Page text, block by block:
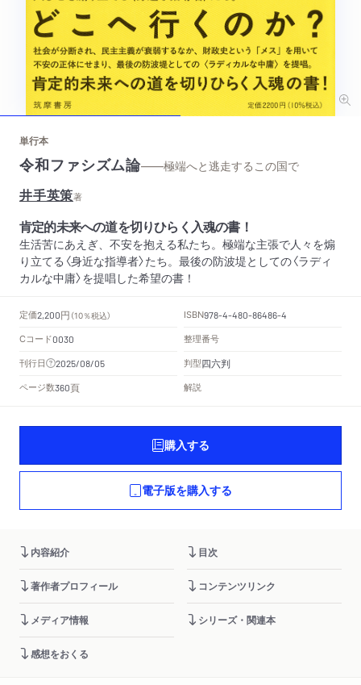
単行本
令和ファシズム論——極端へと逃走するこの国で
井手英策著
肯定的未来への道を切りひらく入魂の書！
生活苦にあえぎ、不安を抱える私たち。極端な主張で人々を煽
り立てる〈身近な指導者〉たち。最後の防波堤としての〈ラディ
カルな中庸〉を提唱した希望の書！
定価2,200円 （10％税込） ISBN978-4-480-86486-4
Cコード0030
整理番号
刊行日
2025/08/05 判型四六判
ページ数360頁 解説
購入する
電子版を購入する
内容紹介 目次
著作者プロフィール コンテンツリンク
メディア情報 シリーズ・関連本
感想をおくる